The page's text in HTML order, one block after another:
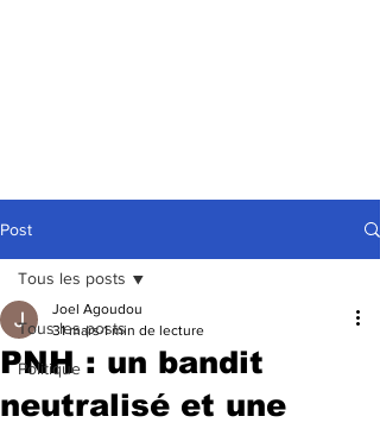
Post
Tous les posts
Politique
Tous les posts
PNH : un bandit
neutralisé et une
Joel Agoudou
31 mars 1 min de lecture